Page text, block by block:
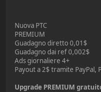
Nuova PTC
PREMIUM
Guadagno diretto 0,01$
Guadagno dai ref 0,002$
Ads giornaliere 4+
Payout a 2$ tramite PayPal,
Upgrade PREMIUM